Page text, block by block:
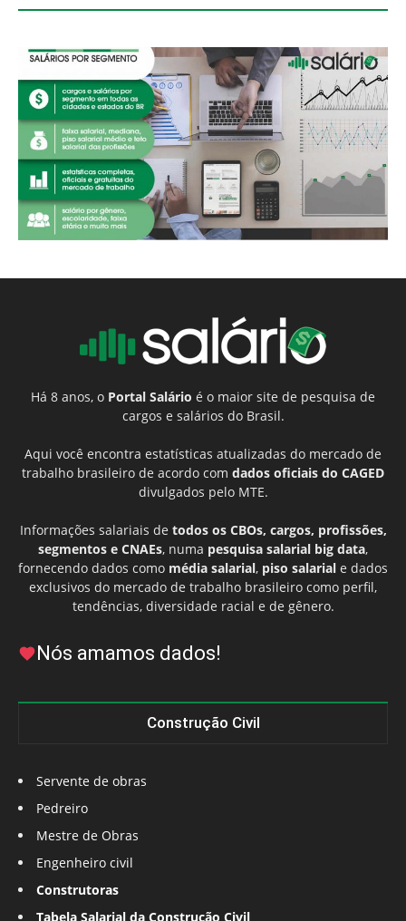
Há 8 anos, o Portal Salário é o maior site de pesquisa de
cargos e salários do Brasil.
Aqui você encontra estatísticas atualizadas do mercado de
trabalho brasileiro de acordo com dados oficiais do CAGED
divulgados pelo MTE.
Informações salariais de todos os CBOs, cargos, profissões,
segmentos e CNAEs, numa pesquisa salarial big data,
fornecendo dados como média salarial, piso salarial e dados
exclusivos do mercado de trabalho brasileiro como perfil,
tendências, diversidade racial e de gênero.
Nós amamos dados!
Construção Civil
Servente de obras
Pedreiro
Mestre de Obras
Engenheiro civil
Construtoras
Tabela Salarial da Construção Civil